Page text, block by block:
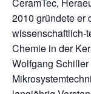
2010 gründete er
wissenschaftlich-
Chemie in der
Wolfgang